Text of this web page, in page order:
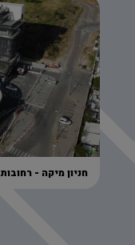
חניון מיקה - רחובות